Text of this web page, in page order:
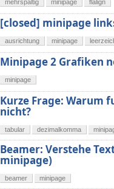
mehrspaltig minipage flalign
[closed] minipage
ausrichtung minipage
Minipage 2 Grafiken
minipage
Kurze Frage:
nicht?
tabular dezimalkomma
Beamer: Verstehe
minipage)
beamer minipage